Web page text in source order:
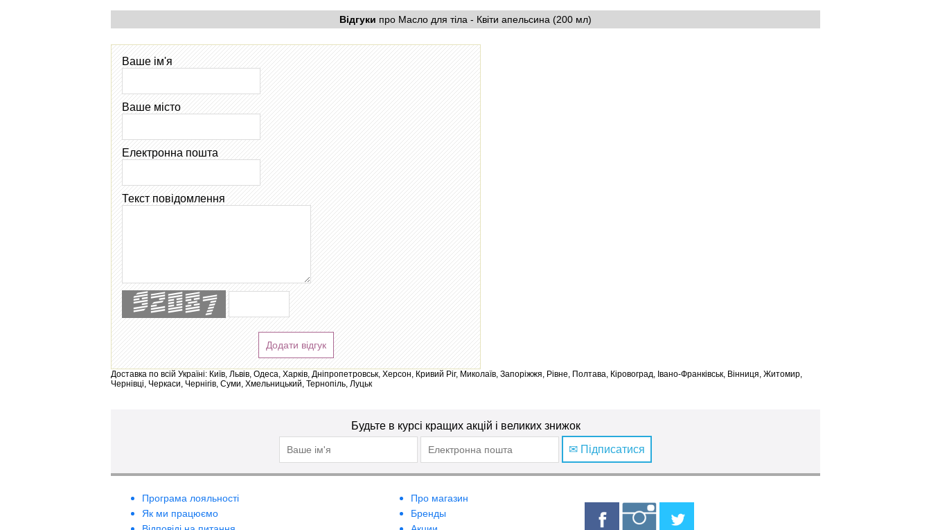
Відгуки про Масло для тіла - Квіти апельсина (200 мл)
Ваше ім'я
Ваше місто
Електронна пошта
Текст повідомлення
Додати відгук
Доставка по всій Україні: Київ, Львів, Одеса, Харків, Дніпропетровськ, Херсон, Кривий Ріг, Миколаїв, Запоріжжя, Рівне, Полтава, Кіровоград, Івано-Франківськ, Вінниця, Житомир,
Чернівці, Черкаси, Чернігів, Суми, Хмельницький, Тернопіль, Луцьк
Будьте в курсі кращих акцій і великих знижок
✉ Підписатися
Програма лояльності
Як ми працюємо
Про магазин
Бренды